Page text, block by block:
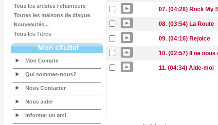
Tous les artistes / chanteurs
Toutes les maisons de disque
Nouveautés...
Tous les Titres
Mon eXultet
Mon Compte
Qui sommes-nous?
Nous Contacter
Nous aider
Informer un ami
07. (04:28) Rock My
08. (03:54) La Route
09. (04:16) Rejoice
10. (02:57) Il ne nous
11. (04:34) Aide-moi